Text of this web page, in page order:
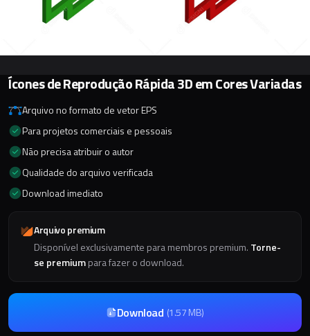
Ícones de Reprodução Rápida 3D em Cores Variadas
Arquivo no formato de vetor EPS
Para projetos comerciais e pessoais
Não precisa atribuir o autor
Qualidade do arquivo verificada
Download imediato
Arquivo premium
Disponível exclusivamente para membros premium. Torne-
se premiumpara fazer o download.
Download (1.57 MB)